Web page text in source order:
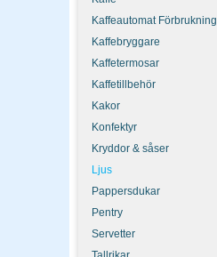
Kaffeautomat Förbrukning
Kaffebryggare
Kaffetermosar
Kaffetillbehör
Kakor
Konfektyr
Kryddor & såser
Ljus
Pappersdukar
Pentry
Servetter